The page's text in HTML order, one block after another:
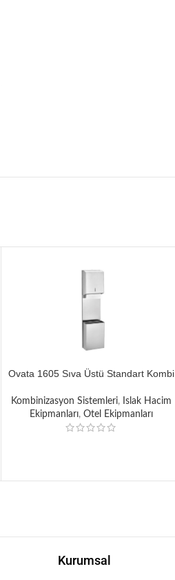
Ovata 1605 Sıva Üstü Standart Kombi
Kombinizasyon Sistemleri, Islak Hacim
Ekipmanları,Otel Ekipmanları
Kurumsal